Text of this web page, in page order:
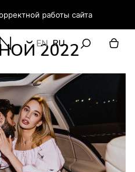
работы сайта
EN RU
2022